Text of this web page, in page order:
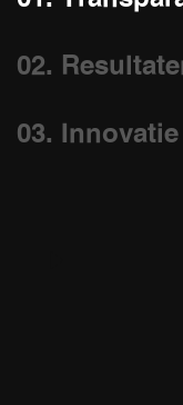
02.
03. Innovatie